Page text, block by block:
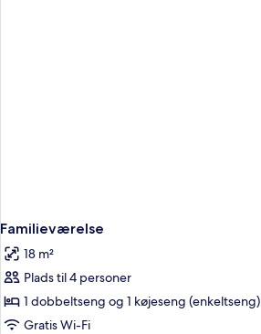
Familieværelse
18 m²
Plads til 4 personer
1 dobbeltseng og 1 køjeseng (enkeltseng)
Gratis Wi-Fi